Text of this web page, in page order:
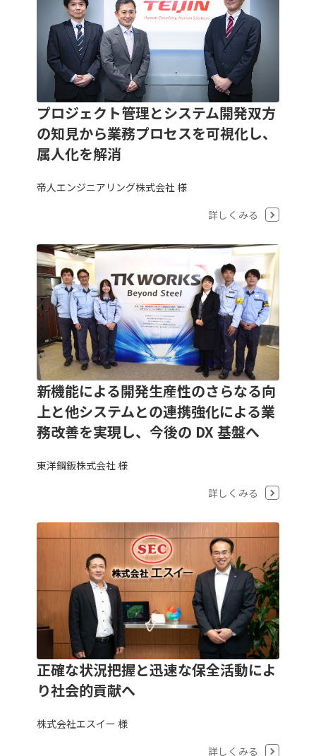
プロジェクト管理とシステム開発双方
の知見から業務プロセスを可視化し、
属人化を解消
帝人エンジニアリング株式会社 様
詳しくみる
新機能による開発生産性のさらなる向
上と他システムとの連携強化による業
務改善を実現し、今後の DX 基盤へ
東洋鋼鈑株式会社 様
詳しくみる
正確な状況把握と迅速な保全活動によ
り社会的貢献へ
株式会社エスイー 様
詳しくみる